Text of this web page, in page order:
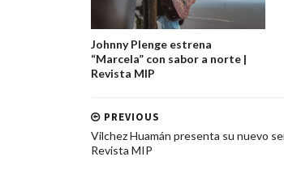
Johnny Plenge estrena
“Marcela” con sabor a norte |
Revista MIP
PREVIOUS
Vilchez Huamán presenta su nuevo
Revista MIP